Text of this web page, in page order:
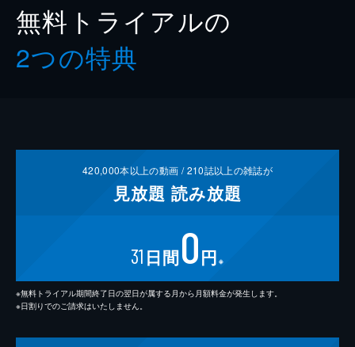
無料トライアルの
2つの特典
420,000本以上の動画 /210誌以上の雑誌が
見放題 読み放題
31 日間0円 ※
※無料トライアル期間終了日の翌日が属する月から月額料金が発生します。
※日割りでのご請求はいたしません。